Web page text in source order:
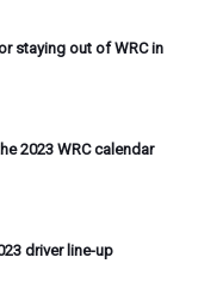
staying out of WRC in
2023 WRC calendar
driver line-up